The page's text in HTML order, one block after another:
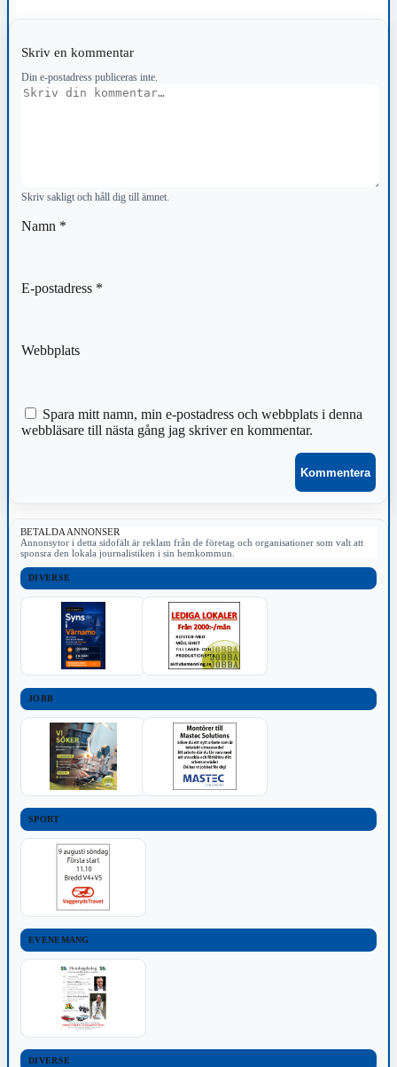
Skriv en kommentar
Din e-postadress publiceras inte.
Kommentar
Skriv sakligt och håll dig till ämnet.
Namn *
E-postadress *
Webbplats
Spara mitt namn, min e-postadress och webbplats i denna
webbläsare till nästa gång jag skriver en kommentar.
BETALDA ANNONSER
Annonsytor i detta sidofält är reklam från de företag och organisationer som valt att
sponsra den lokala journalistiken i sin hemkommun.
DIVERSE
JOBB
SPORT
EVENEMANG
DIVERSE